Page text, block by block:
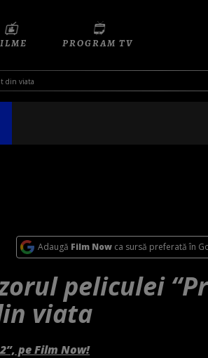
PROGRAM TV
din viata
Adaugă Film Nowca sursă preferată în
peliculei
viata
pe Film Now!